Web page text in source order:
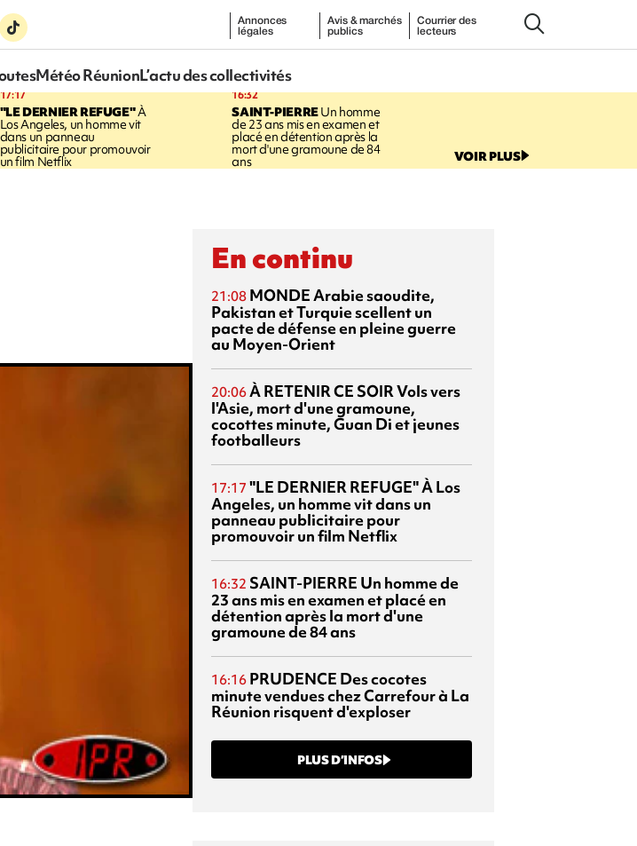
Annonces
légales
Avis & marchés
publics
Courrier des
lecteurs
Météo RéunionL’actu des collectivités
17:17
"LE DERNIER REFUGE"À
Los Angeles, un homme vit
dans un panneau
publicitaire pour promouvoir
un film Netflix
16:32
SAINT-PIERREUn homme
de 23 ans mis en examen et
placé en détention après la
mort d'une gramoune de 84
ans VOIR PLUS
En continu
21:08 MONDEArabie saoudite,
Pakistan et Turquie scellent un
pacte de défense en pleine guerre
au Moyen-Orient
20:06À RETENIR CE SOIRVols vers
l'Asie, mort d'une gramoune,
cocottes minute, Guan Di et jeunes
footballeurs
17:17 "LE DERNIER REFUGE"À Los
Angeles, un homme vit dans un
panneau publicitaire pour
promouvoir un film Netflix
16:32 SAINT-PIERRE Un homme de
23 ans mis en examen et placé en
détention après la mort d'une
gramoune de 84 ans
16:16 PRUDENCE Des cocotes
minute vendues chez Carrefour à La
Réunion risquent d'exploser
PLUS D’INFOS